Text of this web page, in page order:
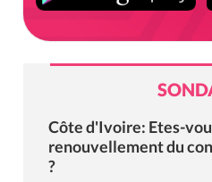
Côte d'Ivoire: Etes-
renouvellement du
?